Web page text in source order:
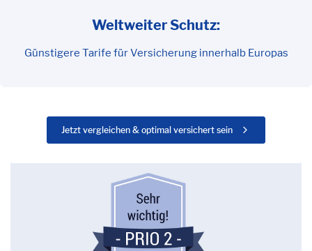
Weltweiter Schutz:
Günstigere Tarife für Versicherung innerhalb Europas
Jetzt vergleichen & optimal versichert sein